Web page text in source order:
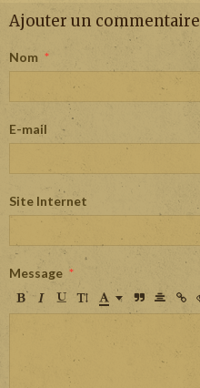
Ajouter un commentaire
Nom
E-mail
Site Internet
Message